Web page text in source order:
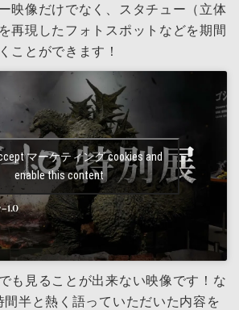
映像だけでなく、スタチュー（立体
再現したフォトスポットなどを期間
ことができます！
マーケティング cookies and
enable this content
も見ることが出来ない映像です！な
間半と熱く語っていただいた内容を